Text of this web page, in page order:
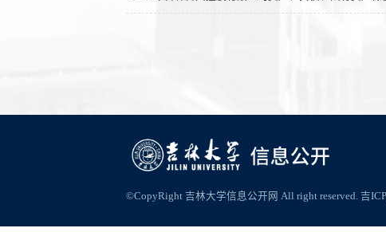
©CopyRight 吉林大学信息公开网 All right reserved. 吉